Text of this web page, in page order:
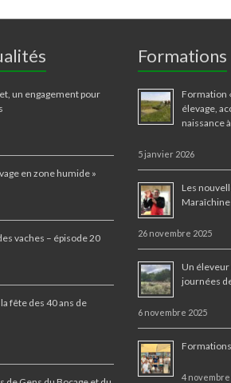
un engagement pour
en zone humide »
vaches – épisode 20
fête des 40 ans de
Formations
Formation
élevage,
naissance
5 janvier 2026
Les
26 novembre 2025
Un éleveur
journées
6 novembre 2025
4 novembre